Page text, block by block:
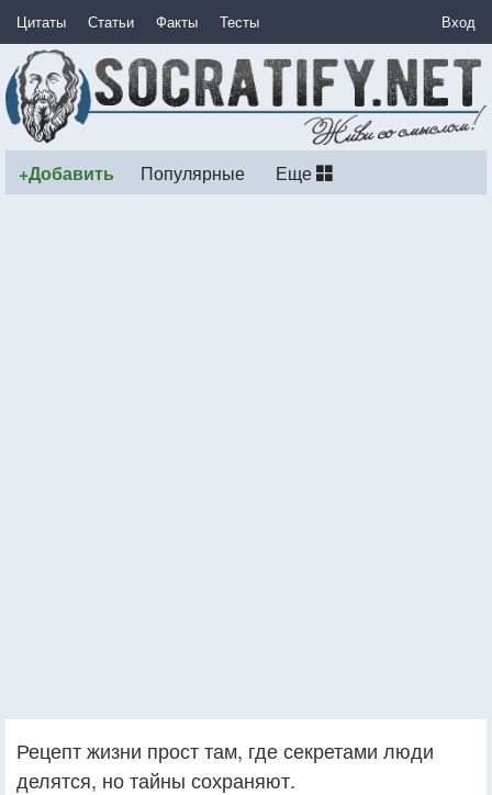
Цитаты Статьи Факты Тесты Вход
+Добавить Популярные Еще
Рецепт жизни прост там, где секретами люди
делятся, но тайны сохраняют.